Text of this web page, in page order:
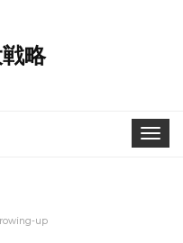
略
Toggle
up